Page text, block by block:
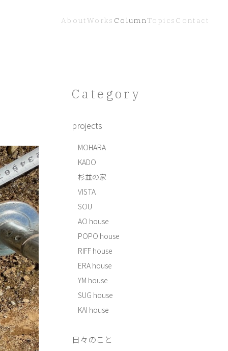
About Works ColumnTopics Contact
Category
projects
MOHARA
KADO
杉並の家
VISTA
SOU
AO house
POPO house
RIFF house
ERA house
YM house
SUG house
KAI house
日々のこと